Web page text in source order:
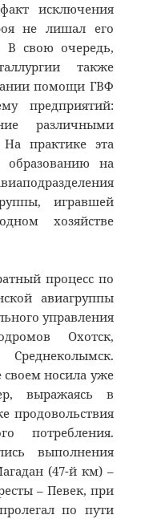
исключения
не лишал его
В свою очередь,
также
помощи ГВФ
предприятий:
различными
практике эта
на
игравшей
хозяйстве
процесс по
авиагруппы
управления
Охотск,
носила уже
выражаясь в
продовольствия
потребления.
выполнения
(47-й км) –
– Певек, при
по пути